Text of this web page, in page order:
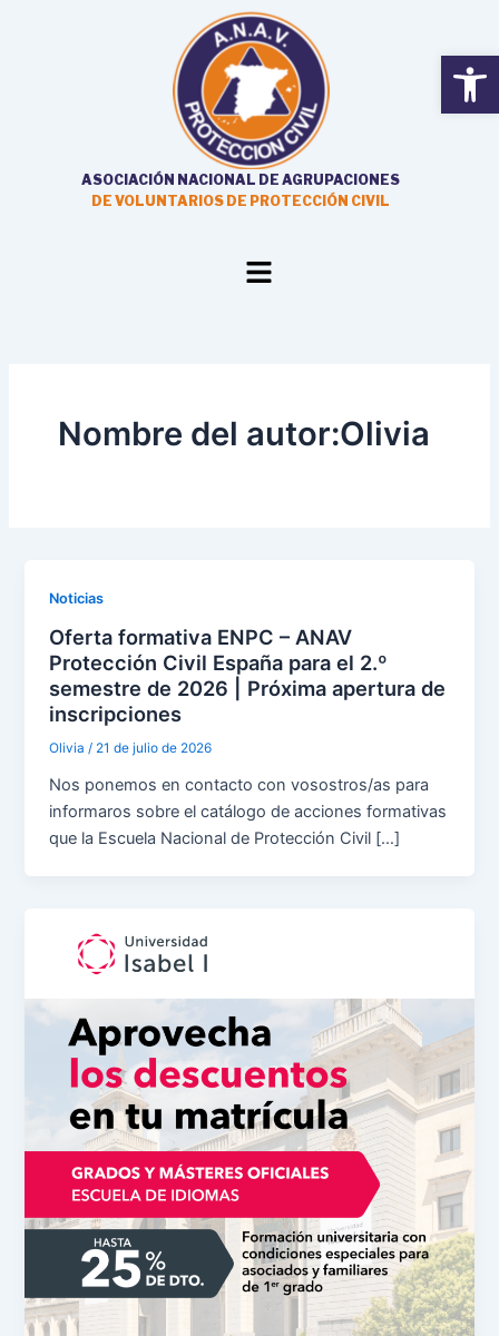
ASOCIACIÓN NACIONAL DE AGRUPACIONES
DE VOLUNTARIOS DE PROTECCIÓN CIVIL
Main
Nombre del autor:Olivia
Noticias
Oferta formativa ENPC – ANAV
Protección Civil España para el 2.º
semestre de 2026 | Próxima apertura de
inscripciones
Olivia/ 21 de julio de 2026
Nos ponemos en contacto con vosostros/as para
informaros sobre el catálogo de acciones formativas
que la Escuela Nacional de Protección Civil […]